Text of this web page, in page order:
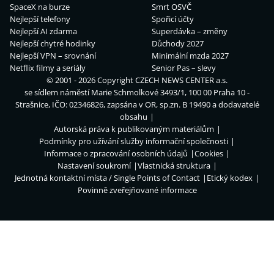
SpaceX na burze
Nejlepší telefony
Nejlepší AI zdarma
Nejlepší chytré hodinky
Nejlepší VPN – srovnání
Netflix filmy a seriály
Smrt OSVČ
Spořicí účty
Superdávka – změny
Důchody 2027
Minimální mzda 2027
Senior Pas – slevy
© 2001 - 2026 CopyrightCZECH NEWS CENTER a.s.
se sídlem náměstí Marie Schmolkové 3493/1, 100 00 Praha 10 -
Strašnice, IČO: 02346826, zapsána v OR, sp.zn. B 19490 a dodavatelé
obsahu
Autorská práva k publikovaným materiálům
Podmínky pro užívání služby informační společnosti
Informace o zpracování osobních údajů
Cookies
Nastavení soukromí
Vlastnická struktura
Jednotná kontaktní místa / Single Points of Contact
Etický kodex
Povinně zveřejňované informace